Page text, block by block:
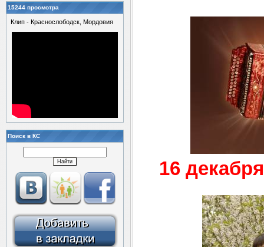
15244 просмотра
Клип - Краснослободск, Мордовия
Поиск в КС
16